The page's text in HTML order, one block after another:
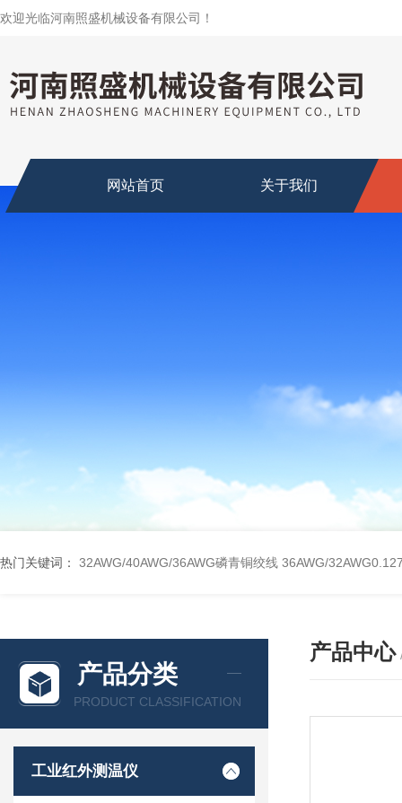
欢迎光临河南照盛机械设备有限公司！
网站首页 关于我们
热门关键词： 32AWG/40AWG/36AWG磷青铜绞线 36AWG/
产品分类
PRODUCT CLASSIFICATION
工业红外测温仪
产品中心